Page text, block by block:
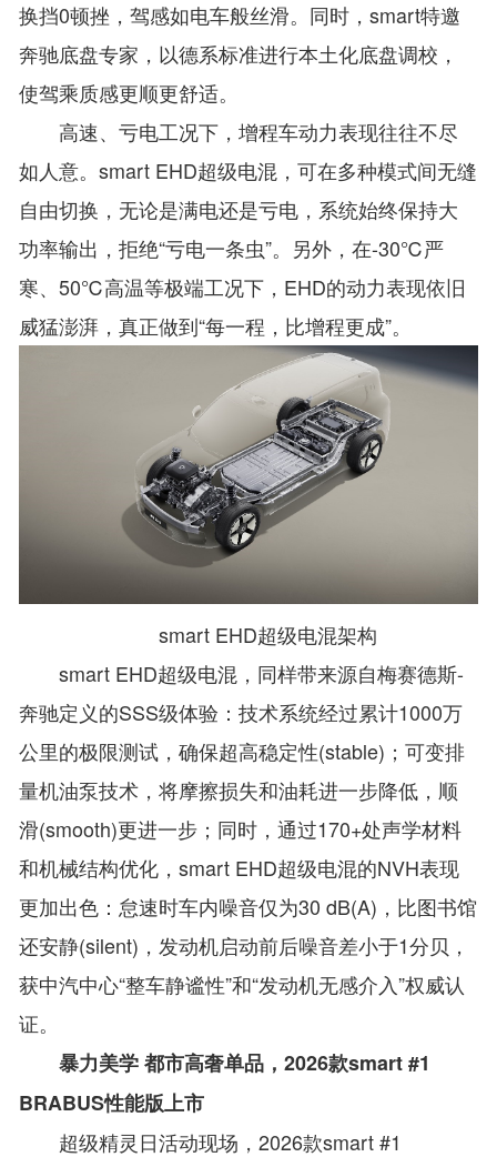
换挡0顿挫，驾感如电车般丝滑。同时，smart特邀
奔驰底盘专家，以德系标准进行本土化底盘调校，
使驾乘质感更顺更舒适。
高速、亏电工况下，增程车动力表现往往不尽
如人意。smart EHD超级电混，可在多种模式间无缝
自由切换，无论是满电还是亏电，系统始终保持大
功率输出，拒绝“亏电一条虫”。另外，在-30℃严
寒、50℃高温等极端工况下，EHD的动力表现依旧
威猛澎湃，真正做到“每一程，比增程更成”。
smart EHD超级电混架构
smart EHD超级电混，同样带来源自梅赛德斯-
奔驰定义的SSS级体验：技术系统经过累计1000万
公里的极限测试，确保超高稳定性(stable)；可变排
量机油泵技术，将摩擦损失和油耗进一步降低，顺
滑(smooth)更进一步；同时，通过170+处声学材料
和机械结构优化，smart EHD超级电混的NVH表现
更加出色：怠速时车内噪音仅为30 dB(A)，比图书馆
还安静(silent)，发动机启动前后噪音差小于1分贝，
获中汽中心“整车静谧性”和“发动机无感介入”权威认
证。
暴力美学 都市高奢单品，2026款smart #1
BRABUS性能版上市
超级精灵日活动现场，2026款smart #1